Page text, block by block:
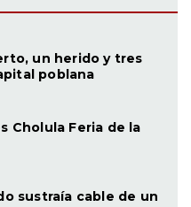
un herido y tres
poblana
Cholula Feria de la
sustraía cable de un